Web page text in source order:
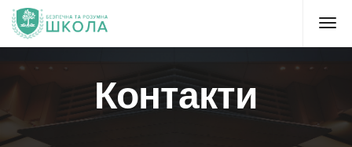
Контакти